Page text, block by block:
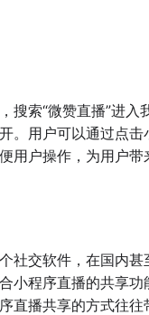
索“微赞直播”进入
。用户可以通过点击
用户操作，为用户带
交软件，在国内甚
小程序直播的共享
直播共享的方式往往